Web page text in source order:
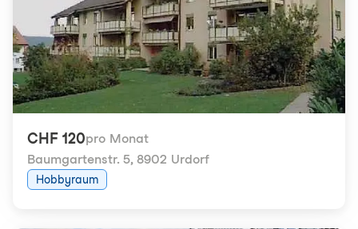
CHF 120pro Monat
Baumgartenstr. 5, 8902 Urdorf
Hobbyraum